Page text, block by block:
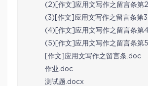
(2)[作文]应用文写作之留言条第
(3)[作文]应用文写作之留言条第
(4)[作文]应用文写作之留言条第
(5)[作文]应用文写作之留言条第
[作文]应用文写作之留言条.doc
作业.doc
测试题.docx